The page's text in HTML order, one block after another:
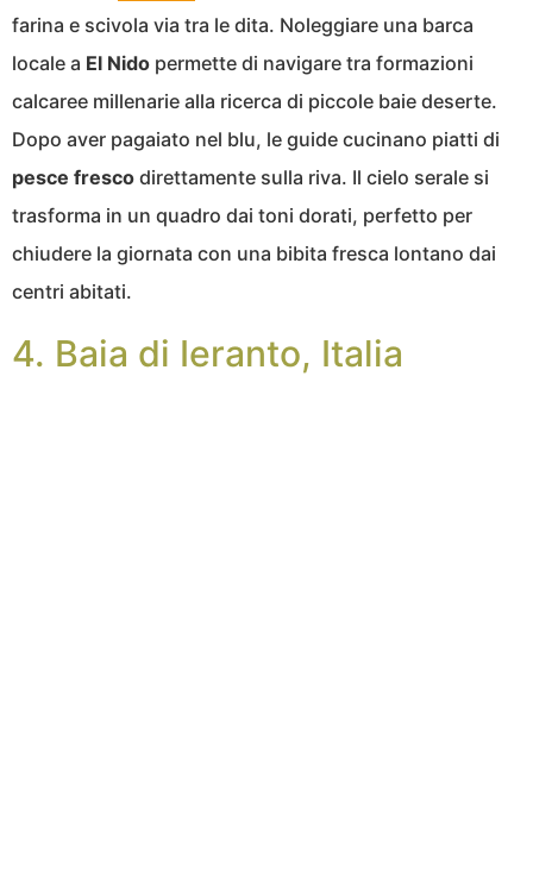
farina e scivola via tra le dita. Noleggiare una barca
locale a El Nido permette di navigare tra formazioni
calcaree millenarie alla ricerca di piccole baie deserte.
Dopo aver pagaiato nel blu, le guide cucinano piatti di
pesce fresco direttamente sulla riva. Il cielo serale si
trasforma in un quadro dai toni dorati, perfetto per
chiudere la giornata con una bibita fresca lontano dai
centri abitati.
4. Baia di Ieranto, Italia